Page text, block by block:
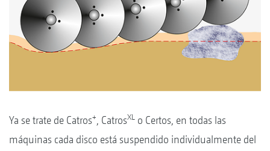
Ya se trate de Catros+ , CatrosXL o Certos, en todas las
máquinas cada disco está suspendido individualmente del